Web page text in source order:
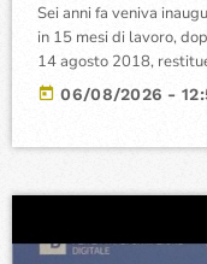
Sei anni fa veniva
in 15 mesi di lavoro,
14 agosto 2018,
strategica per la sua
today 06/08/2026 -